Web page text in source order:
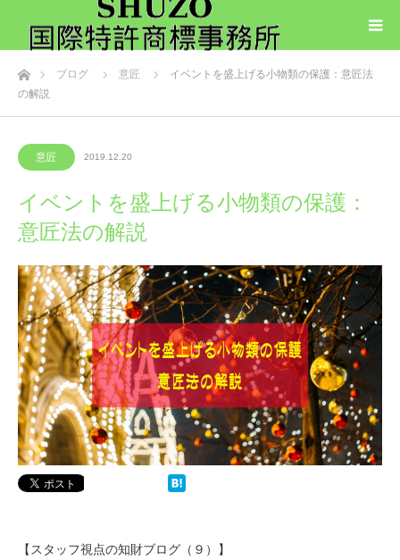
ホームブログ 意匠
イベントを盛上げる小物類の保護：意匠法
の解説
意匠 2019.12.20
イベントを盛上げる小物類の保護：
意匠法の解説
【スタッフ視点の知財ブログ（９）】